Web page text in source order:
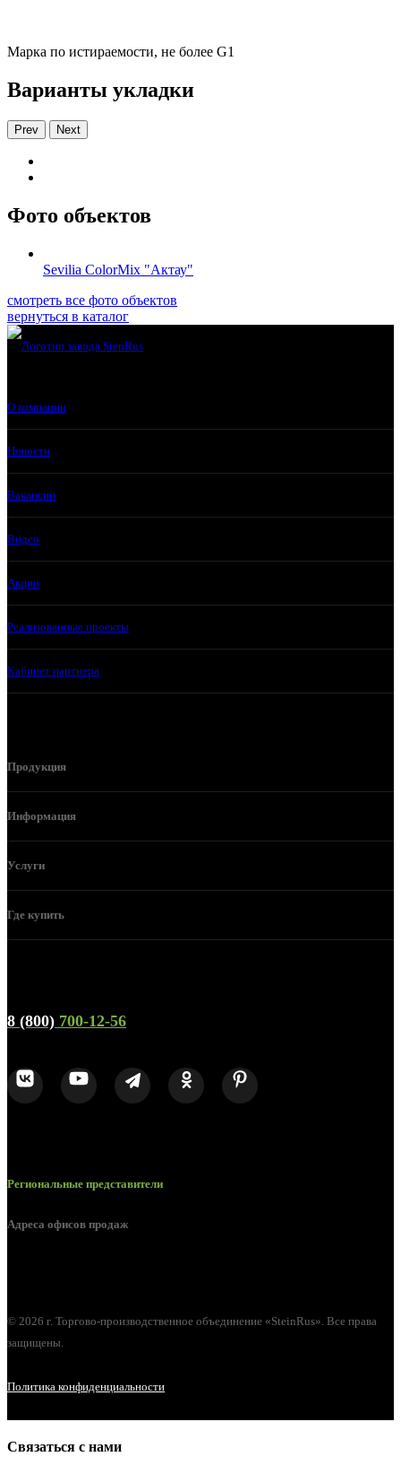
Марка по истираемости, не более G1
Варианты укладки
Prev Next
Фото объектов
Sevilia ColorMix "Актау"
смотреть все фото объектов
вернуться в каталог
О компании
Новости
Вакансии
Видео
Акции
Реализованные проекты
Кабинет партнера
Продукция
Информация
Услуги
Где купить
8 (800) 700-12-56
Региональные представители
Адреса офисов продаж
© 2026 г. Торгово-производственное объединение «SteinRus». Все права
защищены.
Политика конфиденциальности
Связаться с нами